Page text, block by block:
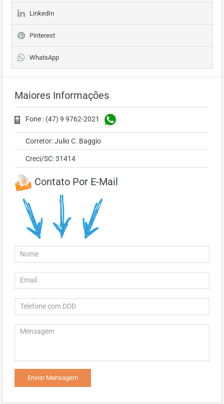
LinkedIn
Pinterest
WhatsApp
Maiores Informações
Fone : (47) 9 9762-2021
Corretor: Julio C. Baggio
Creci/SC: 31414
Contato Por E-Mail